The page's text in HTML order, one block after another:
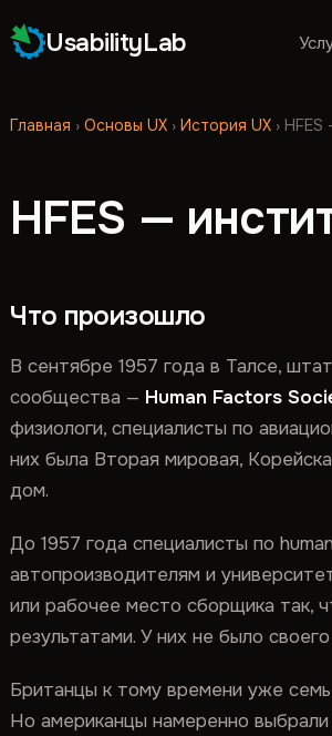
UsabilityLab
Главная › Основы UX › История UX ›
HFES —
Что произошло
В сентябре 1957 года в Талсе,
сообщества — Human Factors
физиологи, специалисты по
них была Вторая мировая,
дом.
До 1957 года специалисты по
автопроизводителям и
или рабочее место сборщика так,
результатами. У них не было
Британцы к тому времени уже
Но американцы намеренно